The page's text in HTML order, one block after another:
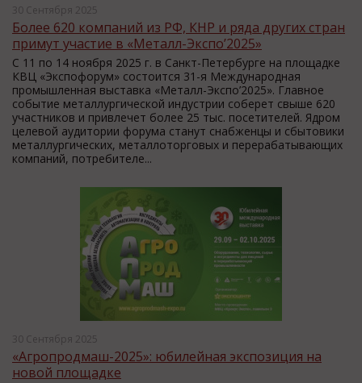
30 Сентября 2025
Более 620 компаний из РФ, КНР и ряда других стран
примут участие в «Металл-Экспо’2025»
С 11 по 14 ноября 2025 г. в Санкт-Петербурге на площадке
КВЦ «Экспофорум» состоится 31-я Международная
промышленная выставка «Металл-Экспо’2025». Главное
событие металлургической индустрии соберет свыше 620
участников и привлечет более 25 тыс. посетителей. Ядром
целевой аудитории форума станут снабженцы и сбытовики
металлургических, металлоторговых и перерабатывающих
компаний, потребителе...
30 Сентября 2025
«Агропродмаш-2025»: юбилейная экспозиция на
новой площадке